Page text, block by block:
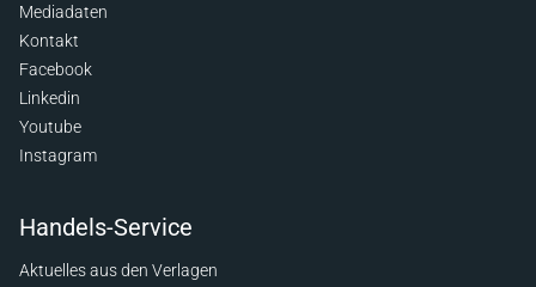
Mediadaten
Kontakt
Facebook
Linkedin
Youtube
Instagram
Handels-Service
Aktuelles aus den Verlagen